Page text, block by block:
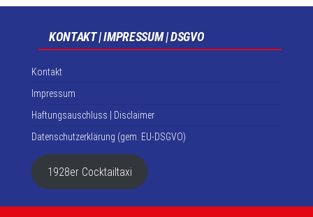
KONTAKT | IMPRESSUM | DSGVO
Kontakt
Impressum
Haftungsauschluss | Disclaimer
Datenschutzerklärung (gem. EU-DSGVO)
1928er Cocktailtaxi